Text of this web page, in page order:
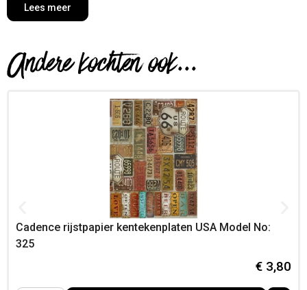
Montage en afwerking van kaarten, doosjes en albums
Modelbouw, maquettes en prototyping
Combineert goed met
Cardstock & chipboardvoor kaarten en doosjes
EVA foam (CF65)enWorblavoor cosplay-constructies
lintenvoor decoratieve applicaties
structuurpastaenvernis
Praktische tips
Ontvet en stofvrij maken voor maximale hechting
Lees meer
Andere kochten ook...
Cadence rijstpapier kentekenplaten USA Model No:
325
€ 3,80